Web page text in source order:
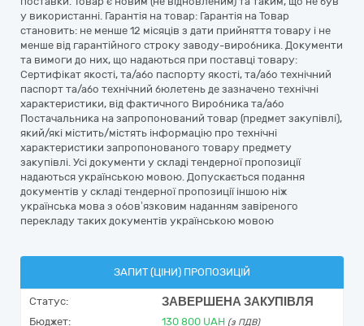
у використанні. Гарантія на товар: Гарантія на Товар
становить: не менше 12 місяців з дати прийняття товару і не
менше від гарантійного строку заводу-виробника. Документи
та вимоги до них, що надаються при поставці товару:
Сертифікат якості, та/або паспорту якості, та/або технічний
паспорт та/або технічний бюлетень де зазначено технічні
характеристики, від фактичного Виробника та/або
Постачальника на запропонований товар (предмет закупівлі),
який/які містить/містять інформацію про технічні
характеристики запропонованого товару предмету
закупівлі. Усі документи у складі тендерної пропозиції
надаються українською мовою. Допускається подання
документів у складі тендерної пропозиції іншою ніж
українська мова з обов’язковим наданням завіреного
перекладу таких документів українською мовою
ЗАПИТ (ЦІНИ) ПРОПОЗИЦІЙ
Статус: ЗАВЕРШЕНА ЗАКУПІВЛЯ
Бюджет: 130 800 UAH (з ПДВ)